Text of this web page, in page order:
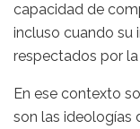
capacidad de
incluso cuando su
respectados por
En ese contexto
son las ideologías